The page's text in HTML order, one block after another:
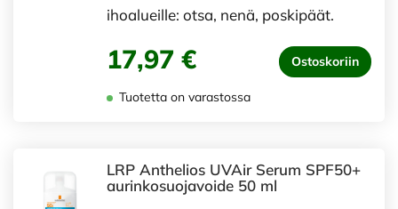
ihoalueille: otsa, nenä, poskipäät.
17,97 € Ostoskoriin
Tuotetta on varastossa
LRP Anthelios UVAir Serum SPF50+
aurinkosuojavoide 50 ml